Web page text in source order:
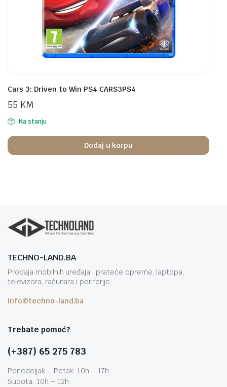
Cars 3: Driven to Win PS4 CARS3PS4
55 KM
Na stanju
Dodaj u korpu
TECHNO-LAND.BA
Prodaja mobilnih uređaja i prateće opreme, laptopa,
televizora, računara i periferije.
info@techno-land.ba
Trebate pomoć?
(+387) 65 275 783
Ponedeljak – Petak: 10h – 17h
Subota: 10h – 12h